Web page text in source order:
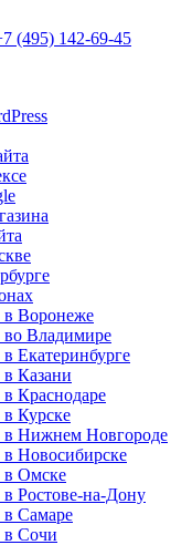
(495) 142-69-45
в Воронеже
Владимире
Екатеринбурге
Казани
Краснодаре
Курске
в Нижнем Новгороде
Новосибирске
в Омске
Ростове-на-Дону
Самаре
в Сочи